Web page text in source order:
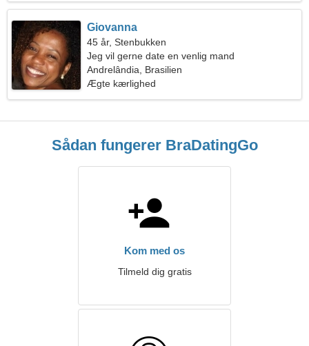
Giovanna
45 år, Stenbukken
Jeg vil gerne date en venlig mand
Andrelândia, Brasilien
Ægte kærlighed
Sådan fungerer BraDatingGo
Kom med os
Tilmeld dig gratis